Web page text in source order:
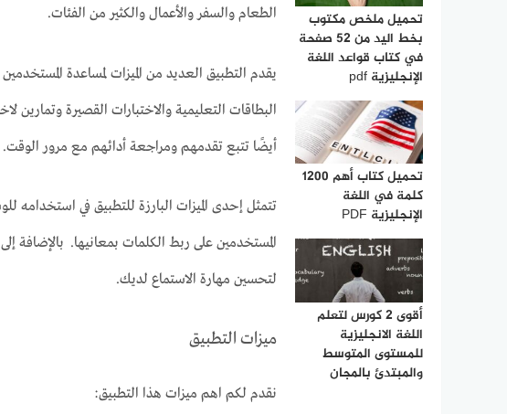
تحميل ملخص مكتوب
بخط اليد من 52 صفحة
في كتاب قواعد اللغة
الإنجليزية pdf
تحميل كتاب أهم 1200
كلمة في اللغة
الإنجليزية PDF
أقوى 2 كورس لتعلم
اللغة الانجليزية
للمستوى المتوسط
والمبتدئ بالمجان
الطعام والسفر والأعمال والكثير من الفئات.
يقدم التطبيق العديد من الميزات لمساعدة
البطاقات التعليمية والاختبارات القصيرة
أيضًا تتبع تقدمهم ومراجعة أدائهم مع مرور الوقت.
تتمثل إحدى الميزات البارزة للتطبيق في استخدامه
المستخدمين على ربط الكلمات بمعانيها.
لتحسين مهارة الاستماع لديك.
ميزات التطبيق
نقدم لكم اهم ميزات هذا التطبيق: